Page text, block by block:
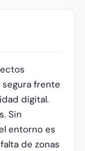
frente
digital.
Sin
entorno es
de zonas